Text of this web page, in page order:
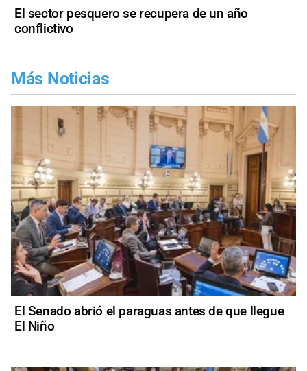
El sector pesquero se recupera de un año
conflictivo
Más Noticias
El Senado abrió el paraguas antes de que llegue
El Niño